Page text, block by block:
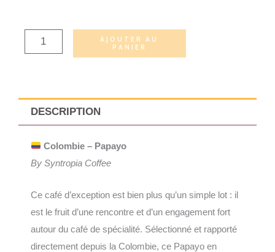
AJOUTER AU
PANIER
DESCRIPTION
Colombie – Papayo
By Syntropia Coffee
Ce café d’exception est bien plus qu’un simple lot : il
est le fruit d’une rencontre et d’un engagement fort
autour du café de spécialité. Sélectionné et rapporté
directement depuis la Colombie, ce Papayo en